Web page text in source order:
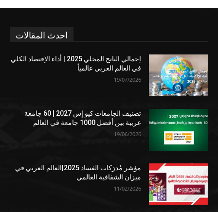
احدث المقالات
إجمالي الناتج المحلي 2025 | أداء الإقتصاد الكلي
في العالم العربي عالمياً
19/07/2026
تصنيف الجامعات كيو إس 2027 | 60 جامعة
عربية بين أفضل 1000 جامعة في العالم
19/06/2026
مؤشر مُدرَكات الفساد 2025|العالم العربي في
ميزان الشفافية العالمي
11/02/2026